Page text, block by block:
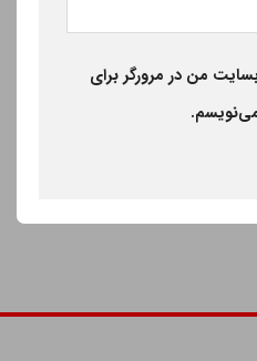
من در مرورگر برای